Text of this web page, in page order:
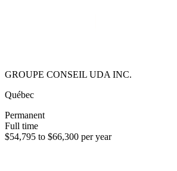
GROUPE CONSEIL UDA INC.
Québec
Permanent
Full time
$54,795 to $66,300 per year